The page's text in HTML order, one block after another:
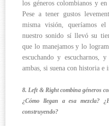
los géneros colombianos y
Pese a tener gustos
misma visión, queríamos
nuestro sonido sí llevó su
que lo manejamos y lo
escuchando y
ambas, si suena con historia e
8. Left & Right combina géneros
¿Cómo llegan a esa mezcla?
construyendo?